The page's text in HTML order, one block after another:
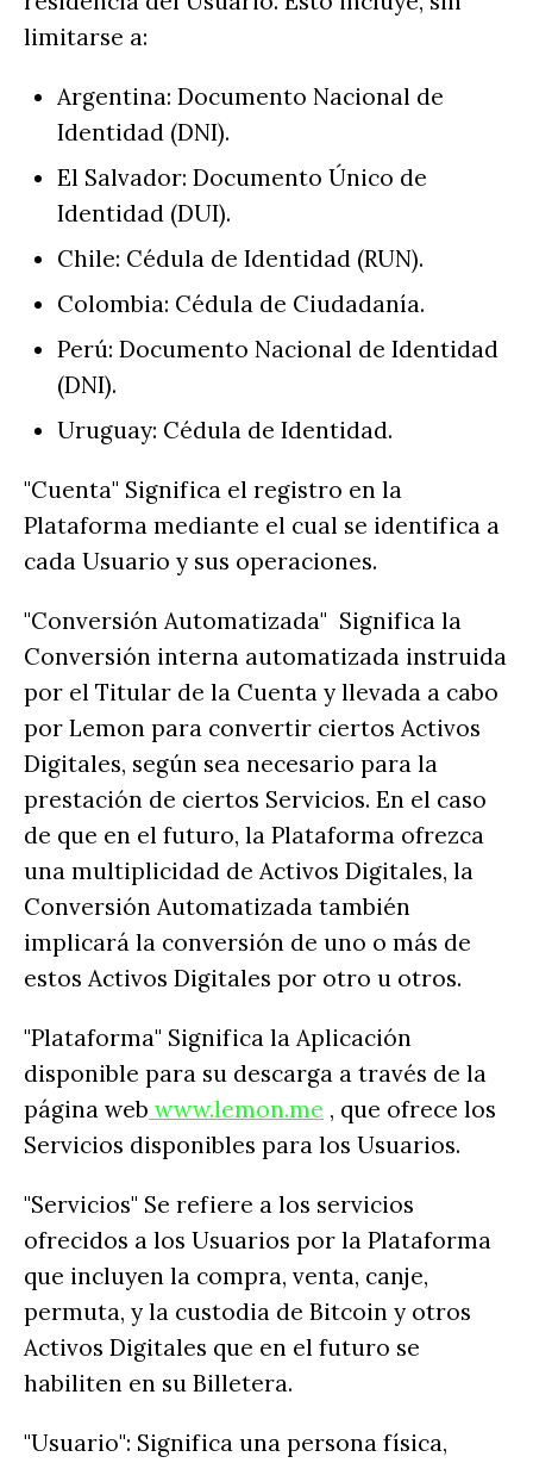
limitarse a:
Argentina: Documento Nacional de
Identidad (DNI).
El Salvador: Documento Único de
Identidad (DUI).
Chile: Cédula de Identidad (RUN).
Colombia: Cédula de Ciudadanía.
Perú: Documento Nacional de Identidad
(DNI).
Uruguay: Cédula de Identidad.
"Cuenta" Significa el registro en la
Plataforma mediante el cual se identifica a
cada Usuario y sus operaciones.
"Conversión Automatizada" Significa la
Conversión interna automatizada instruida
por el Titular de la Cuenta y llevada a cabo
por Lemon para convertir ciertos Activos
Digitales, según sea necesario para la
prestación de ciertos Servicios. En el caso
de que en el futuro, la Plataforma ofrezca
una multiplicidad de Activos Digitales, la
Conversión Automatizada también
implicará la conversión de uno o más de
estos Activos Digitales por otro u otros.
"Plataforma" Significa la Aplicación
disponible para su descarga a través de la
página web www.lemon.me , que ofrece los
Servicios disponibles para los Usuarios.
"Servicios" Se refiere a los servicios
ofrecidos a los Usuarios por la Plataforma
que incluyen la compra, venta, canje,
permuta, y la custodia de Bitcoin y otros
Activos Digitales que en el futuro se
habiliten en su Billetera.
"Usuario": Significa una persona física,